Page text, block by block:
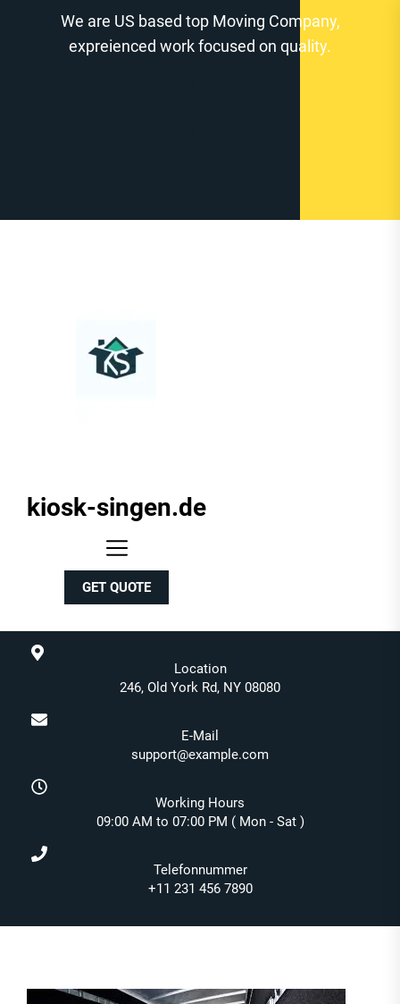
We are US based top Moving Company,
expreienced work focused on quality.
kiosk-
kiosk-singen.de
GET QUOTE
Location
246, Old York Rd, NY 08080
E-Mail
support@example.com
Working Hours
09:00 AM to 07:00 PM ( Mon - Sat )
Telefonnummer
+11 231 456 7890